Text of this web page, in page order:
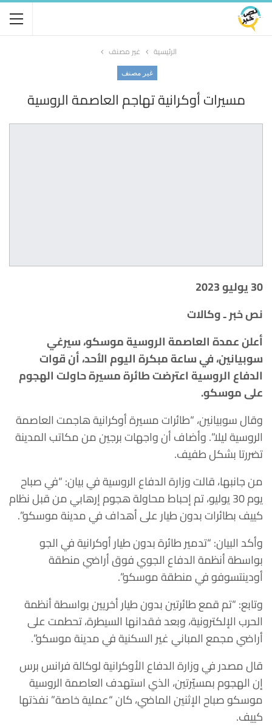
الرئيسية غير مصنف
غير مصنف
مسيرات أوكرانية تهاجم العاصمة الروسية
30 يوليو 2023
نص خبر ـ وكالات
أعلن عمدة العاصمة الروسية موسكو، سيرغي
سوبيانين، في ساعة مبكرة اليوم الأحد، أن قوات
الدفاع الروسية اعترضت طائرة مسيرة حاولت الهجوم
على موسكو.
وقال سوبيانين، “طائرات مسيرة أوكرانية هاجمت العاصمة
الروسية ليلا”. وأضاف أن واجهات برجين من مكاتب المدينة
تضررتا بشكل طفيف.
من جانبها، قالت وزارة الدفاع الروسية في بيان: “في صباح
يوم 30 يوليو، تم إحباط محاولة هجوم إرهابي من قبل نظام
كييف بطائرات بدون طيار على أهداف في مدينة موسكو”.
وأكد البيان: “تدمير طائرة بدون طيار أوكرانية في الجو
بواسطة أنظمة الدفاع الجوي فوق أراضي منطقة
أودينتسوفو في منطقة موسكو”.
وتابع: “تم قمع طائرتين بدون طيار أخريين بواسطة أنظمة
الحرب الإلكترونية، وبعد فقدانها السيطرة، تحطمت على
أراضي مجمع المباني غير السكنية في مدينة موسكو”.
قال مصدر في وزارة الدفاع الأوكرانية لوكالة فرانس برس
إن الهجوم بمسيّرتين، الذي استهدف العاصمة الروسية
موسكو صباح الإثنين الماضي، كان “عملية خاصة” نفذتها
كييف.